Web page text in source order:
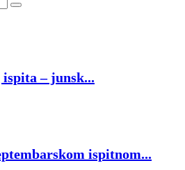
– junsk...
ispitnom...